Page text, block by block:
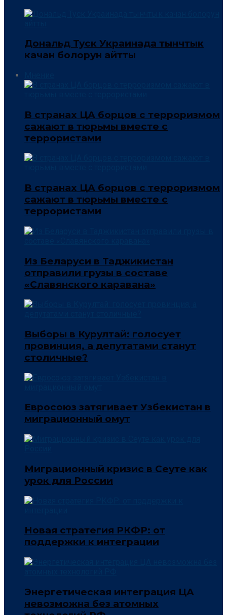
Дональд Туск Украинада тынчтык
качан болорун айтты
В странах ЦА борцов с терроризмом
сажают в тюрьмы вместе с
террористами
В странах ЦА борцов с терроризмом
сажают в тюрьмы вместе с
террористами
Из Беларуси в Таджикистан
отправили грузы в составе
«Славянского каравана»
Выборы в Курултай: голосует
провинция, а депутатами станут
столичные?
Евросоюз затягивает Узбекистан в
миграционный омут
Миграционный кризис в Сеуте как
урок для России
Новая стратегия РКФР: от
поддержки к интеграции
Энергетическая интеграция ЦА
невозможна без атомных